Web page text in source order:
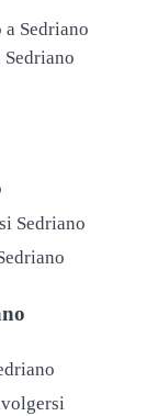
Sedriano